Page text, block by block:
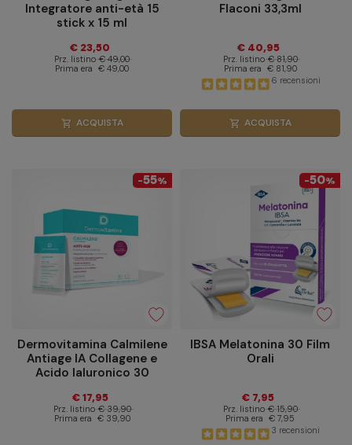
Integratore anti-età 15
stick x 15 ml
€ 23,50
Prz. listino € 49,00
Prima era € 49,00
shopping_cart ACQUISTA
Flaconi 33,3ml
€ 40,95
Prz. listino € 81,90
Prima era € 81,90
6 recensioni
shopping_cart ACQUISTA
-55%
Dermovitamina Calmilene
Antiage IA Collagene e
Acido Ialuronico 30
€ 17,95
Prz. listino € 39,90
Prima era € 39,90
-50%
IBSA Melatonina 30 Film
Orali
€ 7,95
Prz. listino € 15,90
Prima era € 7,95
3 recensioni